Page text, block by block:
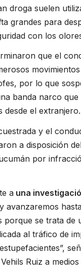
droga suelen
grandes para
con los
que el
por lo que
banda narco que
desde el extranjero.
y el
a disposición
por
a una
y avanzaremos
porque se trata de
al tráfico de
Ruiz a